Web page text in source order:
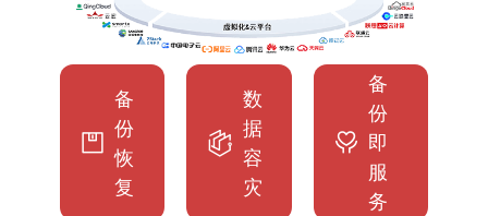
备
份
恢
复
数
据
容
灾
备
份
即
服
务